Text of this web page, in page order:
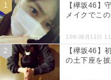
【欅坂46】
メイクでこ
16年06月11日
【欅坂46】
の土下座を